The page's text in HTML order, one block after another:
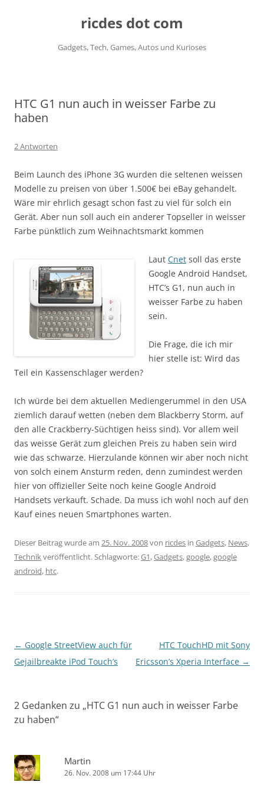
ricdes dot com
Gadgets, Tech, Games, Autos und Kurioses
HTC G1 nun auch in weisser Farbe zu
haben
2 Antworten
Beim Launch des iPhone 3G wurden die seltenen weissen
Modelle zu preisen von über 1.500€ bei eBay gehandelt.
Wäre mir ehrlich gesagt schon fast zu viel für solch ein
Gerät. Aber nun soll auch ein anderer Topseller in weisser
Farbe pünktlich zum Weihnachtsmarkt kommen
Laut Cnet soll das erste
Google Android Handset,
HTC’s G1, nun auch in
weisser Farbe zu haben
sein.
Die Frage, die ich mir
hier stelle ist: Wird das
Teil ein Kassenschlager werden?
Ich würde bei dem aktuellen Mediengerummel in den USA
ziemlich darauf wetten (neben dem Blackberry Storm, auf
den alle Crackberry-Süchtigen heiss sind). Vor allem weil
das weisse Gerät zum gleichen Preis zu haben sein wird
wie das schwarze. Hierzulande können wir aber noch nicht
von solch einem Ansturm reden, denn zumindest werden
hier von offizieller Seite noch keine Google Android
Handsets verkauft. Schade. Da muss ich wohl noch auf den
Kauf eines neuen Smartphones warten.
Dieser Beitrag wurde am 25. Nov. 2008von ricdes in Gadgets, News,
Technikveröffentlicht. Schlagworte:G1,Gadgets,google,google
android, htc.
Beitragsnavigation
← Google StreetView auch für
Gejailbreakte iPod Touch’s
HTC TouchHD mit Sony
Ericsson’s Xperia Interface →
2 Gedanken zu „HTC G1 nun auch in weisser Farbe
zu haben“
Martin
26. Nov. 2008 um 17:44 Uhr